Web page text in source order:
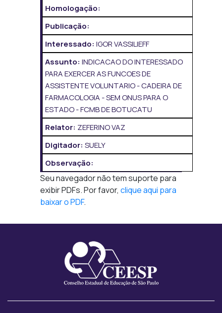
Homologação:
Publicação:
Interessado: IGOR VASSILIEFF
Assunto: INDICACAO DO INTERESSADO
PARA EXERCER AS FUNCOES DE
ASSISTENTE VOLUNTARIO - CADEIRA DE
FARMACOLOGIA - SEM ONUS PARA O
ESTADO - FCMB DE BOTUCATU
Relator: ZEFERINO VAZ
Digitador: SUELY
Observação:
Seu navegador não tem suporte para
exibir PDFs. Por favor, clique aqui para
baixar o PDF.